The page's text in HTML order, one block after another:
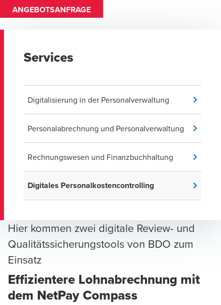
ANGEBOTSANFRAGE
Services
Digitalisierung in der Personalverwaltung
Personalabrechnung und Personalverwaltung
Rechnungswesen und Finanzbuchhaltung
Digitales Personalkostencontrolling
Hier kommen zwei digitale Review- und
Qualitätssicherungstools von BDO zum
Einsatz
Effizientere Lohnabrechnung mit
dem NetPay Compass